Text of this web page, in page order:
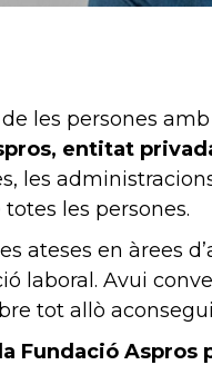
les persones
entitat
les
les persones.
ateses en àrees
laboral. Avui
tot allò
Fundació